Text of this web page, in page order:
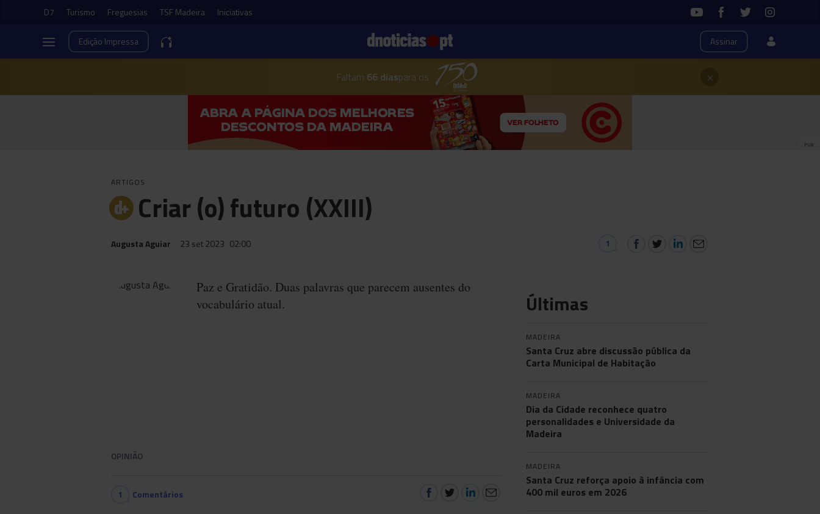
D7 Turismo Freguesias TSF Madeira Iniciativas
Assinar
Edição Impressa
Faltam 66 diaspara os ×
PUB
ARTIGOS
Criar (o) futuro (XXIII)
Augusta Aguiar 23 set 2023 02:00 1
Paz e Gratidão. Duas palavras que parecem ausentes do
vocabulário atual.
OPINIÃO
1 Comentários
Últimas
MADEIRA
Santa Cruz abre discussão pública da
Carta Municipal de Habitação
MADEIRA
Dia da Cidade reconhece quatro
personalidades e Universidade da
Madeira
MADEIRA
Santa Cruz reforça apoio à infância com
400 mil euros em 2026